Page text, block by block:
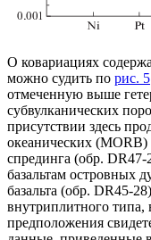
О ковариациях
можно судить по рис. 5
отмеченную выше
субвулканических
присутствии здесь
океанических
спрединга (обр.
базальтам островных
базальта (обр. DR45-
внутриплитного
предположения